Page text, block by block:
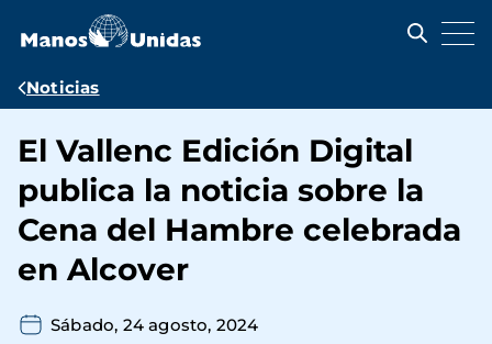
contenido
Ruta
navegación
Noticias
El Vallenc Edición Digital
publica la noticia sobre la
Cena del Hambre celebrada
en Alcover
Sábado, 24 agosto, 2024